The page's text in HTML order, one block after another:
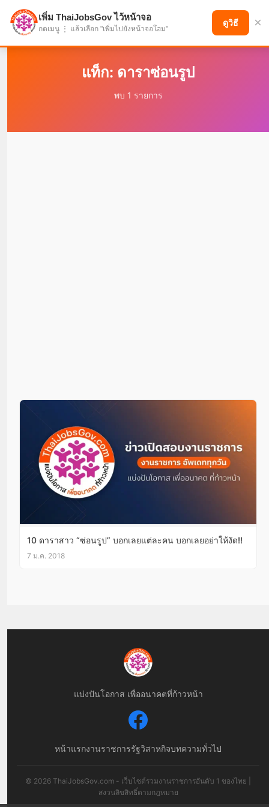
แบ่งปันโอกาส เพื่ออนาคตที่ก้าวหน้า
แท็ก: ดาราซ่อนรูป
พบ 1 รายการ
10 ดาราสาว “ซ่อนรูป” บอกเลยแต่ละคน บอกเลยอย่าให้งัด!!
7 ม.ค. 2018
แบ่งปันโอกาส เพื่ออนาคตที่ก้าวหน้า
หน้าแรกงานราชการรัฐวิสาหกิจบทความทั่วไป
© 2026 ThaiJobsGov.com - เว็บไซต์รวมงานราชการอันดับ 1 ของไทย |
สงวนลิขสิทธิ์ตามกฎหมาย
เพิ่ม ThaiJobsGov ไว้หน้าจอ
กดเมนู ⋮ แล้วเลือก "เพิ่มไปยังหน้าจอโฮม"
ดูวิธี ×